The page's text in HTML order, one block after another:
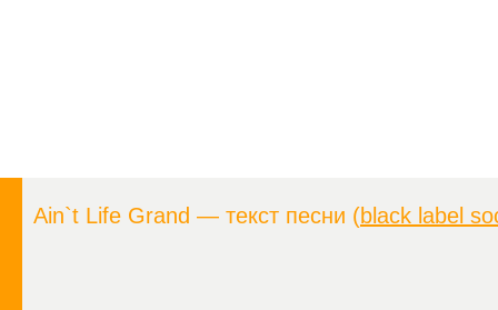
Ain`t Life Grand — текст песни (black label